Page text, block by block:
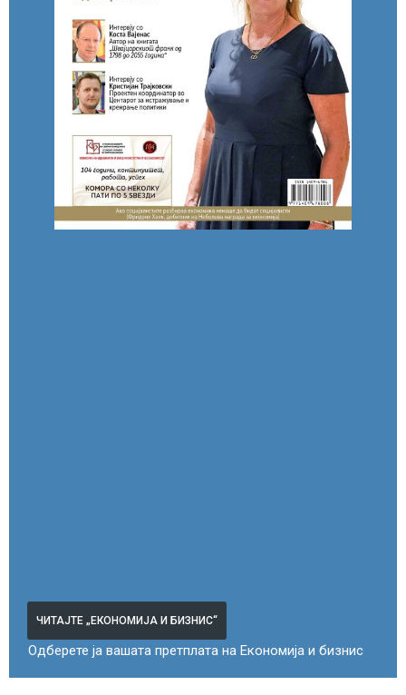
ЧИТАЈТЕ „ЕКОНОМИЈА И БИЗНИС“
Одберете ја вашата претплата на Економија и бизнис